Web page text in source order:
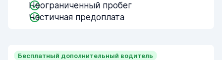
Неограниченный пробег
Частичная предоплата
Бесплатный дополнительный водитель